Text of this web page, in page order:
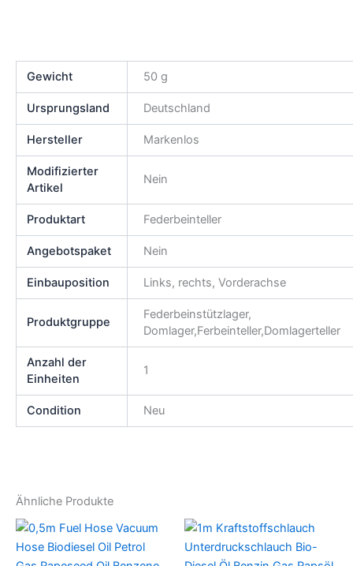
Gewicht 50 g
Ursprungsland Deutschland
Hersteller Markenlos
Modifizierter
Artikel
Nein
Produktart Federbeinteller
Angebotspaket Nein
Einbauposition Links, rechts, Vorderachse
Produktgruppe
Federbeinstützlager,
Domlager,Ferbeinteller,Domlagerteller
Anzahl der
Einheiten
1
Condition Neu
Ähnliche Produkte